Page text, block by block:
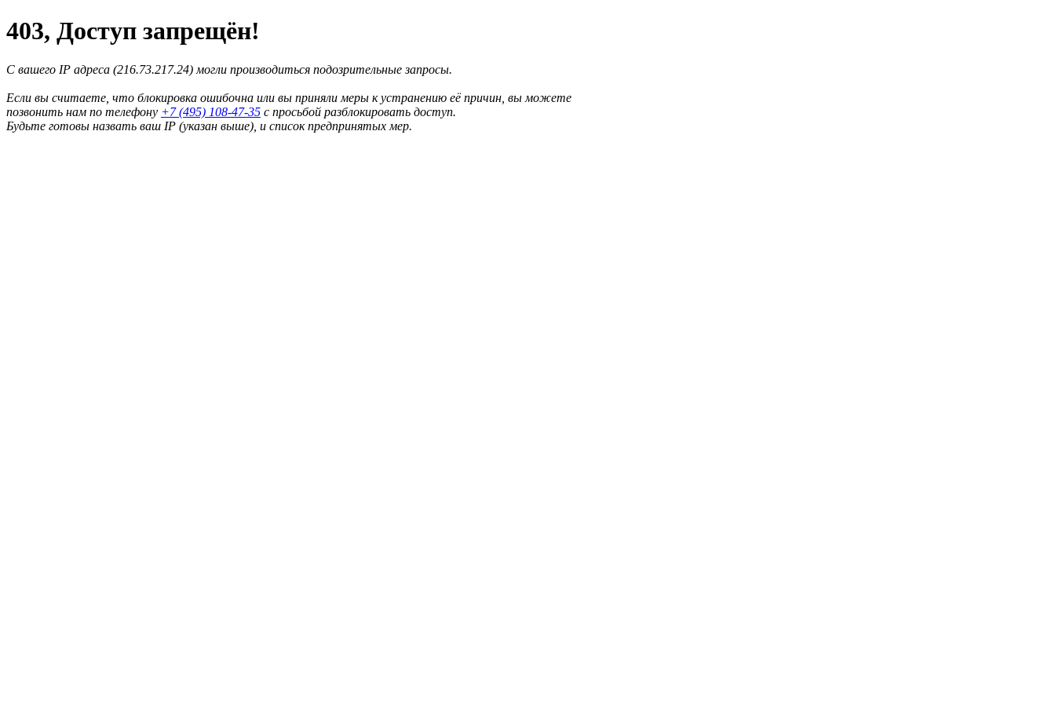
403, Доступ запрещён!
С вашего IP адреса (216.73.217.24) могли производиться подозрительные запросы.
Если вы считаете, что блокировка ошибочна или вы приняли меры к устранению её причин, вы можете
позвонить нам по телефону +7 (495) 108-47-35 с просьбой разблокировать доступ.
Будьте готовы назвать ваш IP (указан выше), и список предпринятых мер.